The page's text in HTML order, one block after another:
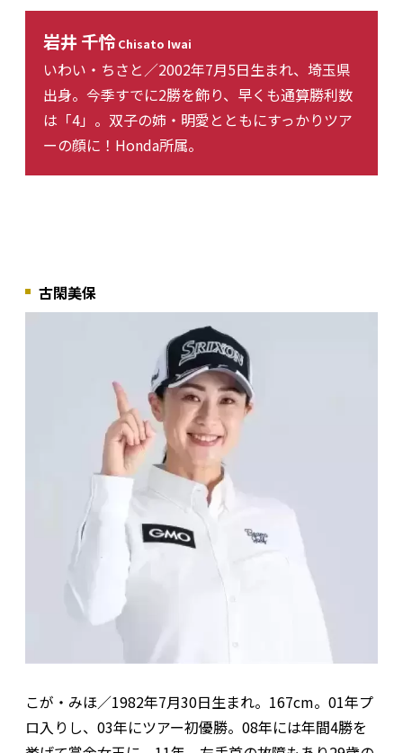
岩井 千怜 Chisato Iwai
いわい・ちさと／2002年7月5日生まれ、埼玉県
出身。今季すでに2勝を飾り、早くも通算勝利数
は「4」。双子の姉・明愛とともにすっかりツア
ーの顔に！Honda所属。
古閑美保
こが・みほ／1982年7月30日生まれ。167cm。01年プ
ロ入りし、03年にツアー初優勝。08年には年間4勝を